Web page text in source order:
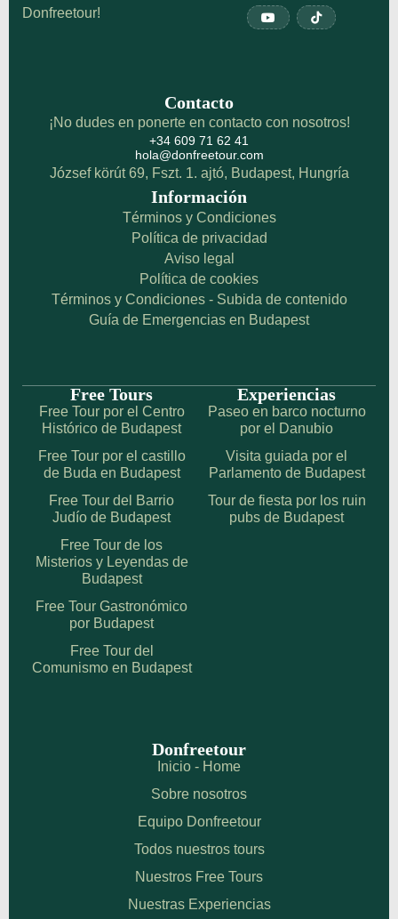
Donfreetour!
 
Contacto
¡No dudes en ponerte en contacto con nosotros!
+34 609 71 62 41
hola@donfreetour.com
József körút 69, Fszt. 1. ajtó, Budapest, Hungría
Información
Términos y Condiciones
Política de privacidad
Aviso legal
Política de cookies
Términos y Condiciones - Subida de contenido
Guía de Emergencias en Budapest
Free Tours
Free Tour por el Centro
Histórico de Budapest
Free Tour por el castillo
de Buda en Budapest
Free Tour del Barrio
Judío de Budapest
Free Tour de los
Misterios y Leyendas de
Budapest
Free Tour Gastronómico
por Budapest
Free Tour del
Comunismo en Budapest
Experiencias
Paseo en barco nocturno
por el Danubio
Visita guiada por el
Parlamento de Budapest
Tour de fiesta por los ruin
pubs de Budapest
Donfreetour
Inicio - Home
Sobre nosotros
Equipo Donfreetour
Todos nuestros tours
Nuestros Free Tours
Nuestras Experiencias